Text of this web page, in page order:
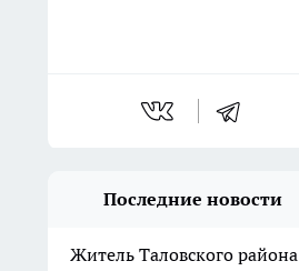
Последние новости
Житель Таловского района